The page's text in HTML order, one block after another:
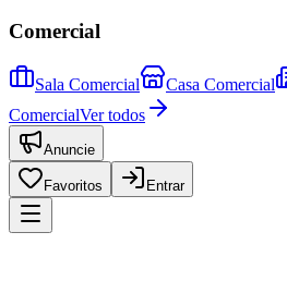
Comercial
Sala Comercial Casa Comercial
ComercialVer todos
Anuncie
Favoritos Entrar